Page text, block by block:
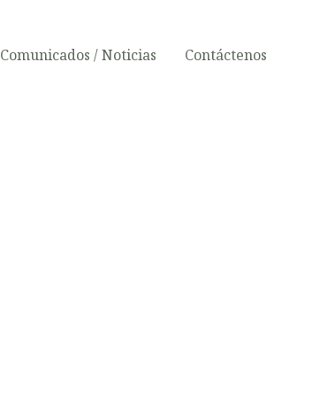
Comunicados / Noticias Contáctenos